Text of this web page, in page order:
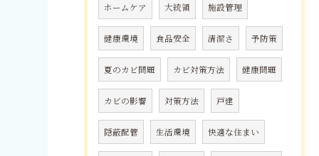
ホームケア 大統領 施設管理
健康環境 食品安全 清潔さ 予防策
夏のカビ問題 カビ対策方法 健康問題
カビの影響 対策方法 戸建
隠蔽配管 生活環境 快適な住まい